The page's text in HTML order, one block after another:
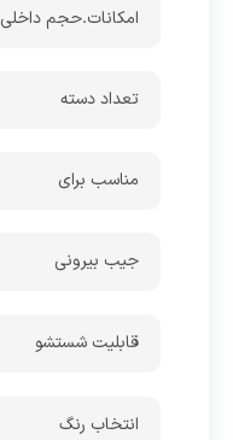
امکانات.حجم داخلی
تعداد دسته
مناسب برای
جیب بیرونی
قابلیت شستشو
انتخاب رنگ